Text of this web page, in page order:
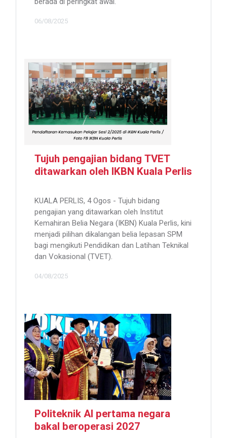
06/08/2025
Tujuh pengajian bidang TVET
ditawarkan oleh IKBN Kuala Perlis
KUALA PERLIS, 4 Ogos - Tujuh bidang
pengajian yang ditawarkan oleh Institut
Kemahiran Belia Negara (IKBN) Kuala Perlis, kini
menjadi pilihan dikalangan belia lepasan SPM
bagi mengikuti Pendidikan dan Latihan Teknikal
dan Vokasional (TVET).
04/08/2025
Politeknik AI pertama negara
bakal beroperasi 2027